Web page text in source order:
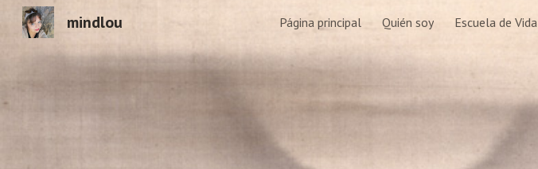
Skip to main content
mindlou Página principal Quién soy Escuela de Vida